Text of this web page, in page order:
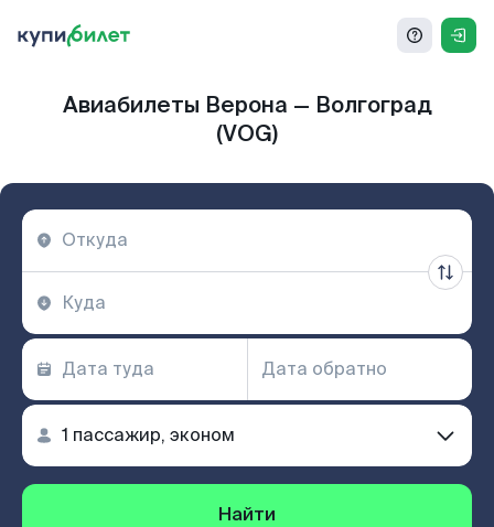
Авиабилеты Верона — Волгоград
(VOG)
Найти